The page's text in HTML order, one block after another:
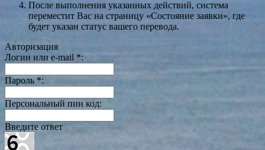
После выполнения указанных действий, система
переместит Вас на страницу «Состояние заявки», где
будет указан статус вашего перевода.
Авторизация
Логин или e-mail *:
Пароль *:
Персональный пин код:
Введите ответ